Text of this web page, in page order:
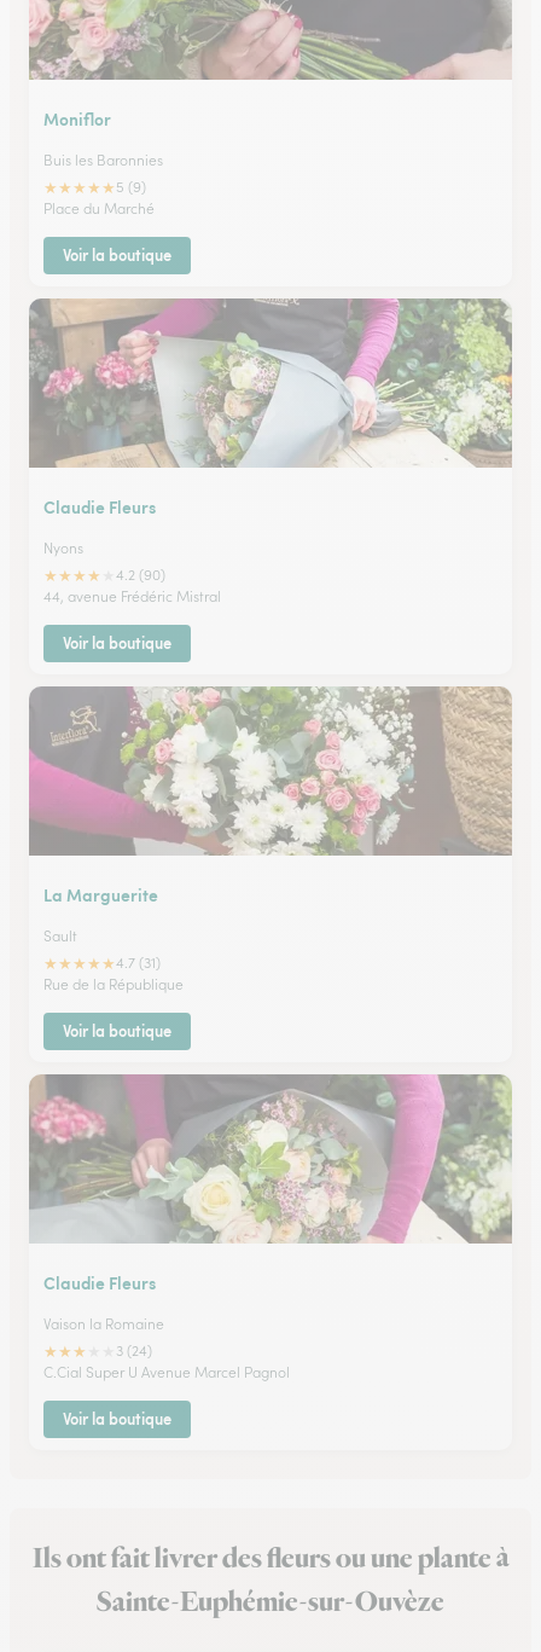
Moniflor
Buis les Baronnies
★★★★★ 5 (9)
Place du Marché
Voir la boutique
Claudie Fleurs
Nyons
★★★★
4.2 (90)
44, avenue Frédéric Mistral
Voir la boutique
La Marguerite
Sault
★★★★★4.7 (31)
Rue de la République
Voir la boutique
Claudie Fleurs
Vaison la Romaine
★★★
3 (24)
C.Cial Super U Avenue Marcel Pagnol
Voir la boutique
Ils ont fait livrer des fleurs ou une plante à
Sainte-Euphémie-sur-Ouvèze